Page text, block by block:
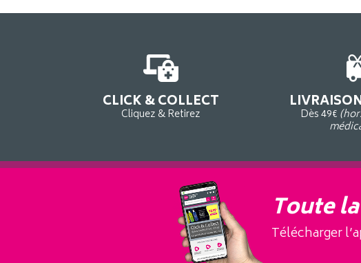
CLICK & COLLECT
Cliquez & Retirez Dès 49€
Toute
Télécharger